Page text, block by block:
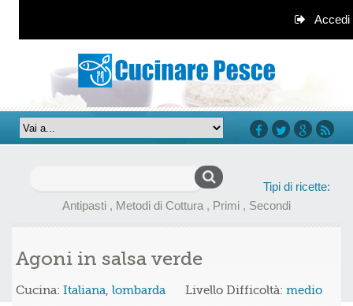
Accedi
Tipi di ricette:
Antipasti , Metodi di Cottura , Primi , Secondi
Agoni in salsa verde
Cucina: Italiana, lombarda Livello Difficoltà: medio